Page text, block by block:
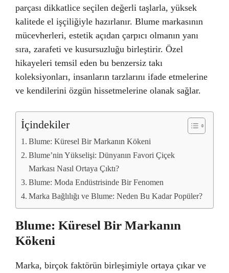
parçası dikkatlice seçilen değerli taşlarla, yüksek
kalitede el işçiliğiyle hazırlanır. Blume markasının
mücevherleri, estetik açıdan çarpıcı olmanın yanı
sıra, zarafeti ve kusursuzluğu birleştirir. Özel
hikayeleri temsil eden bu benzersiz takı
koleksiyonları, insanların tarzlarını ifade etmelerine
ve kendilerini özgün hissetmelerine olanak sağlar.
İçindekiler
Blume: Küresel Bir Markanın Kökeni
Blume’nin Yükselişi: Dünyanın Favori Çiçek
Markası Nasıl Ortaya Çıktı?
Blume: Moda Endüstrisinde Bir Fenomen
Marka Bağlılığı ve Blume: Neden Bu Kadar Popüler?
Blume: Küresel Bir Markanın
Kökeni
Marka, birçok faktörün birleşimiyle ortaya çıkar ve